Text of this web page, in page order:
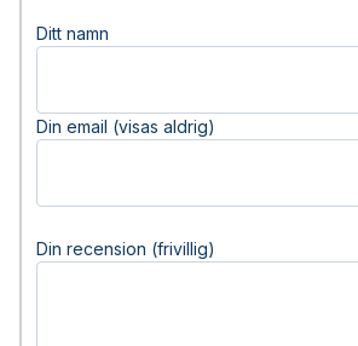
Ditt namn
Din email (visas aldrig)
Din recension (frivillig)